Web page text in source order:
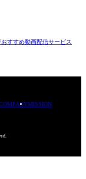
おすすめ動画配信サービス
MISSION